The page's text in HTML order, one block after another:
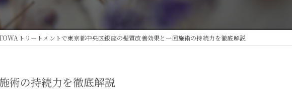
トリートメントで東京都中央区銀座の髪質改善効果と一回施術の持続力を徹底解説
術の持続力を徹底解説